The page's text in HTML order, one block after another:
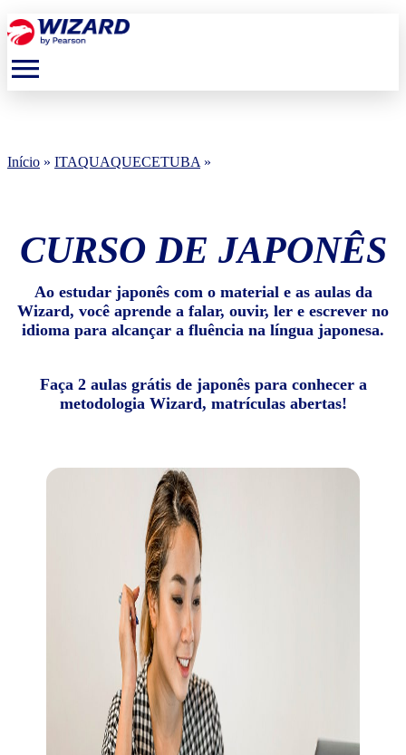
menu
Início » ITAQUAQUECETUBA »
CURSO DE JAPONÊS
Ao estudar japonês com o material e as aulas da
Wizard, você aprende a falar, ouvir, ler e escrever no
idioma para alcançar a fluência na língua japonesa.
Faça 2 aulas grátis de japonês para conhecer a
metodologia Wizard, matrículas abertas!